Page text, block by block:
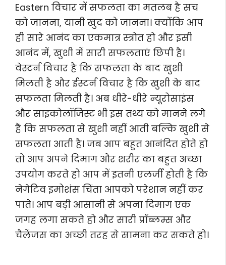
Eastern विचार में सफलता का मतलब है सच
को जानना, यानी खुद को जानना। क्योंकि आप
ही सारे आनंद का एकमात्र स्त्रोत हो और इसी
आनंद में, खुशी में सारी सफलताएं छिपी है।
वेस्टर्न विचार है कि सफलता के बाद खुशी
मिलती है और ईस्टर्न विचार है कि खुशी के बाद
सफलता मिलती है। अब धीरे-धीरे न्यूरोसाइंस
और साइकोलॉजिस्ट भी इस तथ्य को मानने लगे
हैं कि सफलता से खुशी नहीं आती बल्कि खुशी से
सफलता आती है। जब आप बहुत आनंदित होते हो
तो आप अपने दिमाग और शरीर का बहुत अच्छा
उपयोग करते हो आप में इतनी एलर्जी होती है कि
नेगेटिव इमोशंस चिंता आपको परेशान नहीं कर
पाते। आप बड़ी आसानी से अपना दिमाग एक
जगह लगा सकते हो और सारी प्रॉब्लम्स और
चैलेंजस का अच्छी तरह से सामना कर सकते हो।